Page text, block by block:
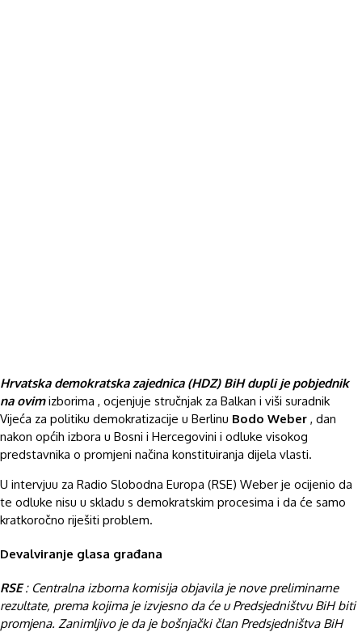
Hrvatska demokratska zajednica (HDZ) BiH dupli je pobjednik
na ovimizborima , ocjenjuje stručnjak za Balkan i viši suradnik
Vijeća za politiku demokratizacije u Berlinu Bodo Weber , dan
nakon općih izbora u Bosni i Hercegovini i odluke visokog
predstavnika o promjeni načina konstituiranja dijela vlasti.
U intervjuu za Radio Slobodna Europa (RSE) Weber je ocijenio da
te odluke nisu u skladu s demokratskim procesima i da će samo
kratkoročno riješiti problem.
Devalviranje glasa građana
RSE: Centralna izborna komisija objavila je nove preliminarne
rezultate, prema kojima je izvjesno da će u Predsjedništvu BiH biti
promjena. Zanimljivo je da je bošnjački član Predsjedništva BiH